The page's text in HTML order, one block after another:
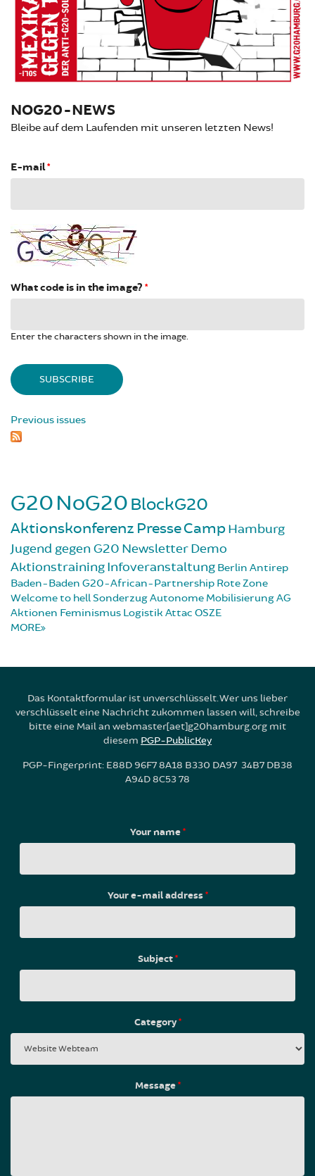
NOG20-NEWS
Bleibe auf dem Laufenden mit unseren letzten News!
E-mail*
What code is in the image? *
Enter the characters shown in the image.
Previous issues
G20NoG20 BlockG20
Aktionskonferenz PresseCampHamburg
Jugend gegen G20 NewsletterDemo
AktionstrainingInfoveranstaltung Berlin Antirep
Baden-Baden G20-African-Partnership Rote Zone
Welcome to hellSonderzugAutonome MobilisierungAG
Aktionen Feminismus Logistik Attac OSZE
MORE
Das Kontaktformular ist unverschlüsselt. Wer uns lieber
verschlüsselt eine Nachricht zukommen lassen will, schreibe
bitte eine Mail an webmaster[aet]g20hamburg.org mit
diesem PGP-PublicKey
PGP-Fingerprint: E88D 96F7 8A18 B330 DA97 34B7 DB38
A94D 8C53 78
Your name*
Your e-mail address*
Subject*
Category*
Message*